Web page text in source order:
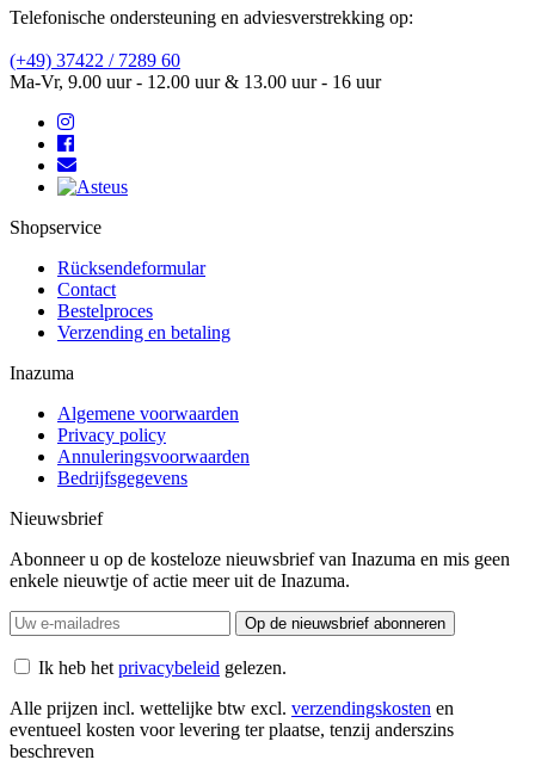
Telefonische ondersteuning en adviesverstrekking op:
(+49) 37422 / 7289 60
Ma-Vr, 9.00 uur - 12.00 uur & 13.00 uur - 16 uur
Shopservice
Rücksendeformular
Contact
Bestelproces
Verzending en betaling
Inazuma
Algemene voorwaarden
Privacy policy
Annuleringsvoorwaarden
Bedrijfsgegevens
Nieuwsbrief
Abonneer u op de kosteloze nieuwsbrief van Inazuma en mis geen
enkele nieuwtje of actie meer uit de Inazuma.
Op de nieuwsbrief abonneren
Ik heb het privacybeleid gelezen.
Alle prijzen incl. wettelijke btw excl. verzendingskosten en
eventueel kosten voor levering ter plaatse, tenzij anderszins
beschreven